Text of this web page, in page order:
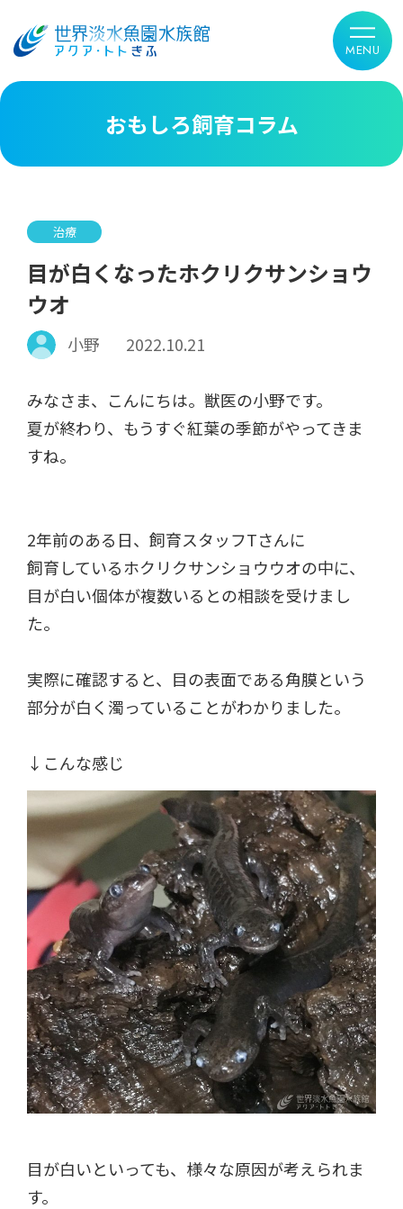
おもしろ飼育コラム
治療
目が白くなったホクリクサンショウ
ウオ
小野 2022.10.21
みなさま、こんにちは。獣医の小野です。
夏が終わり、もうすぐ紅葉の季節がやってきま
すね。
2年前のある日、飼育スタッフTさんに
飼育しているホクリクサンショウウオの中に、
目が白い個体が複数いるとの相談を受けまし
た。
実際に確認すると、目の表面である角膜という
部分が白く濁っていることがわかりました。
↓こんな感じ
目が白いといっても、様々な原因が考えられま
す。